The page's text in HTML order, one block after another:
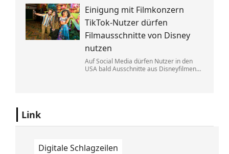
sich dabei illegalerweise abgesprochen
zu haben. Sie einigten sich mit der Justiz –
und liefern jetzt im großen Stil.
Einigung mit Filmkonzern
TikTok-Nutzer dürfen
Filmausschnitte von Disney
nutzen
Auf Social Media dürfen Nutzer in den
USA bald Ausschnitte aus Disneyfilmen
Link
Digitale Schlagzeilen